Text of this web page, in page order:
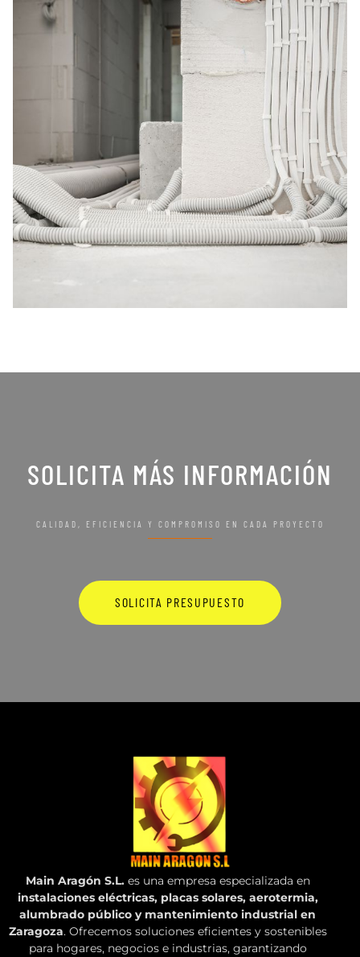
SOLICITA MÁS INFORMACIÓN
CALIDAD, EFICIENCIA Y COMPROMISO EN CADA PROYECTO
SOLICITA PRESUPUESTO
Main Aragón S.L.es una empresa especializada en
instalaciones eléctricas, placas solares, aerotermia,
alumbrado público y mantenimiento industrial en
Zaragoza. Ofrecemos soluciones eficientes y sostenibles
para hogares, negocios e industrias, garantizando